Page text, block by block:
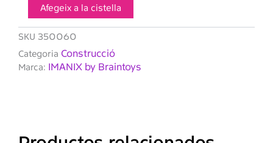
Imanix
Reflex
60
pzas.
Afegeix a la cistella
SKU 350060
Categoria Construcció
Marca: IMANIX by Braintoys